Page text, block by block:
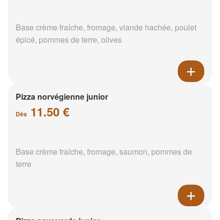
Base crème fraîche, fromage, viande hachée, poulet
épicé, pommes de terre, olives
Pizza norvégienne junior
Dès 11.50 €
Base crème fraîche, fromage, saumon, pommes de
terre